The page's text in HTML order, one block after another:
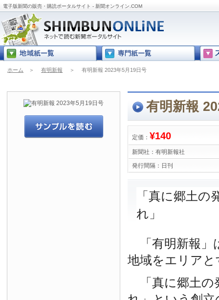
電子版新聞の販売・購読ポータルサイト - 新聞オンライン.COM
ホーム ＞ 有明新報 ＞ 有明新報 2023年5月19日号
有明新報
定価： ¥140
新聞社： 有明新報社
発行間隔： 日刊
「真に郷土の
れ」
「有明新報」
地域をエリア
「真に郷土の